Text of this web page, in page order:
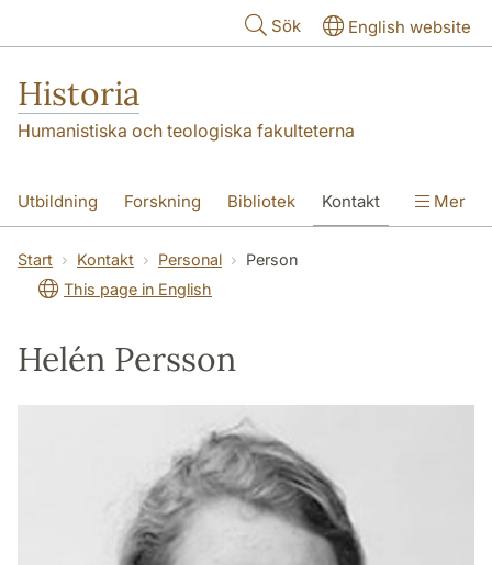
Sök English website
Historia
Humanistiska och teologiska fakulteterna
Utbildning Forskning Bibliotek Kontakt
Om oss
Mer
Start Kontakt Personal
Person
This page in English
Helén Persson